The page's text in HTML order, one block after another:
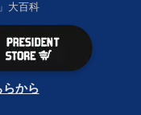
大百科
から